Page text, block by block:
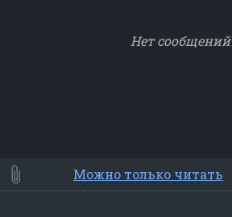
Нет сообщений
⭐ Мои Smile
Смайлики
Люди Животные Еда
Можно только читать